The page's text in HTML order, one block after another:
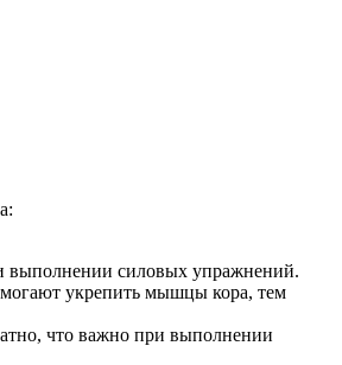
выполнении силовых упражнений.
укрепить мышцы кора, тем
что важно при выполнении